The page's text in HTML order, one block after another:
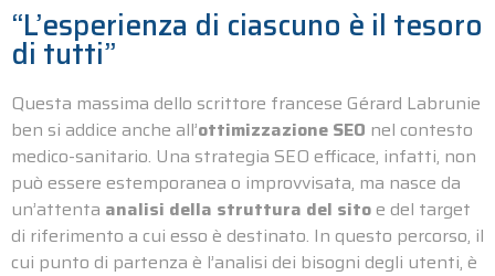
“L’esperienza di ciascuno è il tesoro
di tutti”
Questa massima dello scrittore francese Gérard Labrunie
ben si addice anche all’ottimizzazione SEO nel contesto
medico-sanitario. Una strategia SEO efficace, infatti, non
può essere estemporanea o improvvisata, ma nasce da
un’attenta analisi della struttura del sitoe del target
di riferimento a cui esso è destinato. In questo percorso, il
cui punto di partenza è l’analisi dei bisogni degli utenti, è